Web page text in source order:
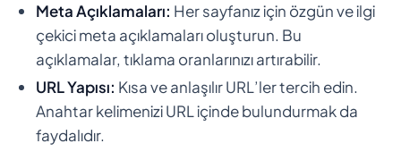
Meta Açıklamaları: Her sayfanız için özgün ve ilgi
çekici meta açıklamaları oluşturun. Bu
açıklamalar, tıklama oranlarınızı artırabilir.
URL Yapısı: Kısa ve anlaşılır URL’ler tercih edin.
Anahtar kelimenizi URL içinde bulundurmak da
faydalıdır.